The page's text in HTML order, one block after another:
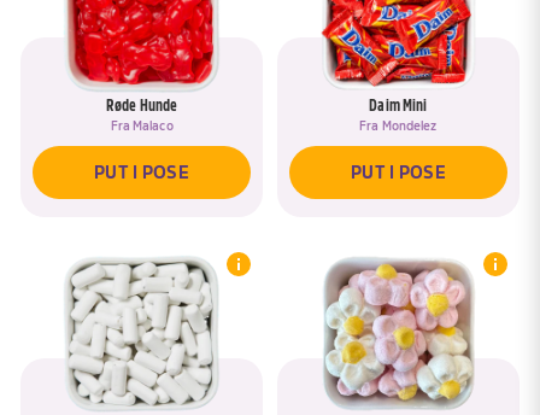
Røde Hunde
Fra Malaco
PUT I POSE
Daim Mini
Fra Mondelez
PUT I POSE